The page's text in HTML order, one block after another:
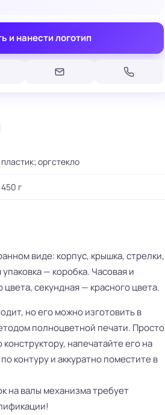
Печать на кепках
Печать на шопперах
Печать на футболках
и нанести логотип
пластик; оргстекло
450 г
виде: корпус, крышка, стрелки,
— коробка. Часовая и
секундная — красного цвета.
но его можно изготовить в
полноцветной печати. Просто
напечатайте его на
контуру и аккуратно поместите в
на валы механизма требует